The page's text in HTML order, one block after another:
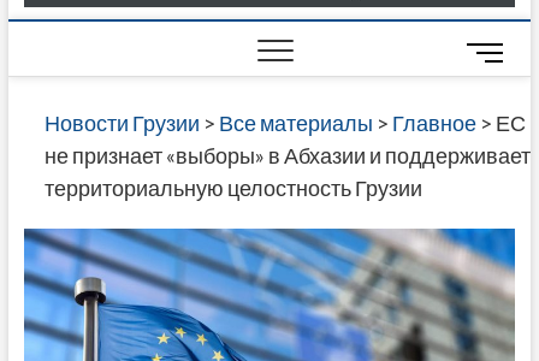
В
ГРУЗИИ
САЙТЕ
M
e
n
u
t
t
o
n
Новости Грузии > Все материалы > Главное> ЕС
не признает «выборы» в Абхазии и поддерживает
территориальную целостность Грузии